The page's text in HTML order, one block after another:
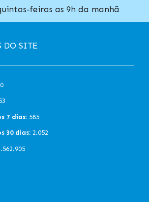
feiras as 9h da manhã
DO SITE
0
7 dias: 585
30 dias: 2.052